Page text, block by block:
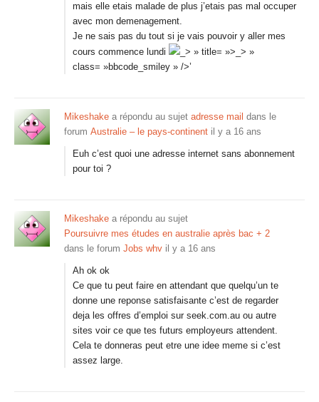
mais elle etais malade de plus j’etais pas mal occuper
avec mon demenagement.
Je ne sais pas du tout si je vais pouvoir y aller mes
cours commence lundi
_> » title= »>_> »
class= »bbcode_smiley » />’
Mikeshake a répondu au sujet adresse mail dans le
forum Australie – le pays-continent il y a 16 ans
Euh c’est quoi une adresse internet sans abonnement
pour toi ?
Mikeshake a répondu au sujet
Poursuivre mes études en australie après bac + 2
dans le forum Jobs whv il y a 16 ans
Ah ok ok
Ce que tu peut faire en attendant que quelqu’un te
donne une reponse satisfaisante c’est de regarder
deja les offres d’emploi sur seek.com.au ou autre
sites voir ce que tes futurs employeurs attendent.
Cela te donneras peut etre une idee meme si c’est
assez large.